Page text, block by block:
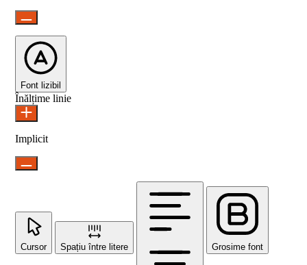
Font lizibil
Înălțime linie
Implicit
Cursor Spațiu între litere Grosime font